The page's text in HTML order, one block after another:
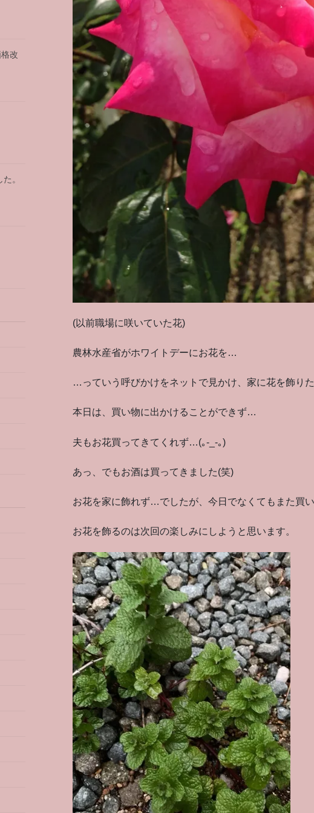
(以前職場に咲いていた花)
農林水産省がホワイトデーにお花を…
…っていう呼びかけをネットで見かけ、家に花を飾り
本日は、買い物に出かけることができず…
夫もお花買ってきてくれず…(｡-_-｡)
あっ、でもお酒は買ってきました(笑)
お花を家に飾れず…でしたが、今日でなくてもまた買い
お花を飾るのは次回の楽しみにしようと思います。
改
。